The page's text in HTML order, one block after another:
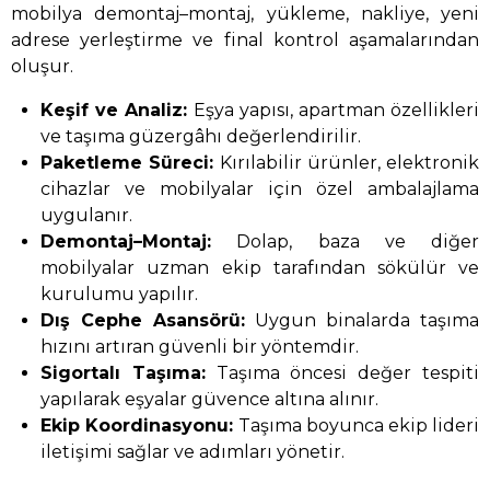
mobilya demontaj–montaj, yükleme, nakliye, yeni
adrese yerleştirme ve final kontrol aşamalarından
oluşur.
Keşif ve Analiz: Eşya yapısı, apartman özellikleri
ve taşıma güzergâhı değerlendirilir.
Paketleme Süreci: Kırılabilir ürünler, elektronik
cihazlar ve mobilyalar için özel ambalajlama
uygulanır.
Demontaj–Montaj: Dolap, baza ve diğer
mobilyalar uzman ekip tarafından sökülür ve
kurulumu yapılır.
Dış Cephe Asansörü: Uygun binalarda taşıma
hızını artıran güvenli bir yöntemdir.
Sigortalı Taşıma:Taşıma öncesi değer tespiti
yapılarak eşyalar güvence altına alınır.
Ekip Koordinasyonu: Taşıma boyunca ekip lideri
iletişimi sağlar ve adımları yönetir.